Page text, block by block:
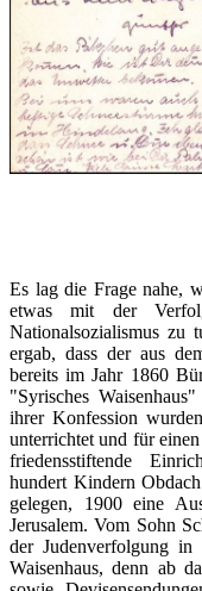
Es lag die Frage nahe,
etwas mit der
Nationalsozialismus zu
ergab, dass der aus
bereits im Jahr 1860
"Syrisches
ihrer Konfession
unterrichtet und für
friedensstiftende
hundert Kindern
gelegen, 1900 eine
Jerusalem. Vom Sohn
der Judenverfolgung in
Waisenhaus, denn ab